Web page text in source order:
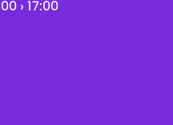
› 17:00